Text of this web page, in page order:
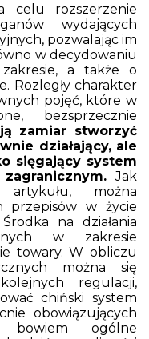
celu rozszerzenie
wydających
pozwalając im
w decydowaniu
a także o
Rozległy charakter
pojęć, które w
bezsprzecznie
zamiar stworzyć
działający, ale
sięgający system
Jak
można
przepisów w życie
na działania
w zakresie
towary. W obliczu
można się
regulacji,
chiński system
obowiązujących
bowiem ogólne